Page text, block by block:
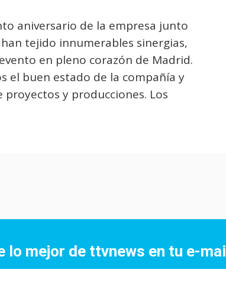
aniversario de la empresa junto
tejido innumerables sinergias,
en pleno corazón de Madrid.
el buen estado de la compañía y
y producciones. Los
lo mejor de ttvnews en tu e-